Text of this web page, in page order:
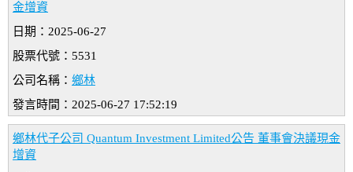
金增資
日期：2025-06-27
股票代號：5531
公司名稱： 鄉林
發言時間：2025-06-27 17:52:19
鄉林代子公司 Quantum Investment Limited公告 董事會決議現金
增資